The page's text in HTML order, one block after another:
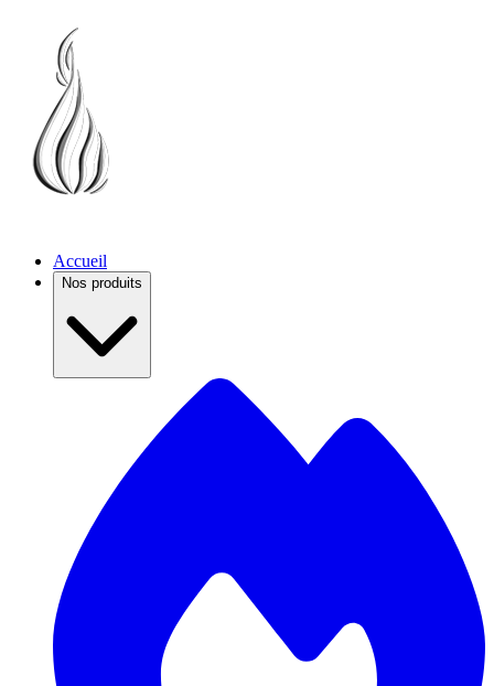
Accueil
Nos produits